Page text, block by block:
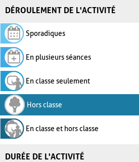
DÉROULEMENT DE L'ACTIVITÉ
Sporadiques
En plusieurs séances
En classe seulement
Hors classe
En classe et hors classe
DURÉE DE L'ACTIVITÉ